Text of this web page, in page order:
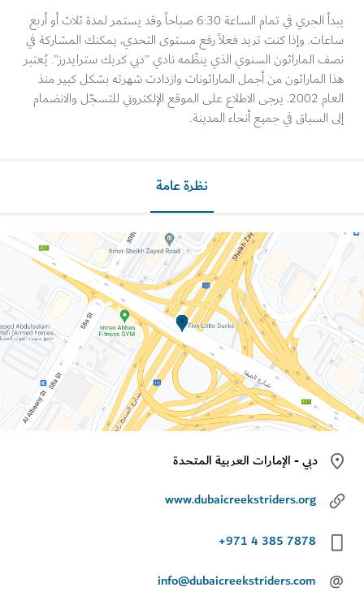
يبدأ الجري في تمام الساعة 6:30 صباحاً وقد يستمر لمدة ثلاث أو أربع
وإذا كنت تريد فعلاً رفع مستوى التحدي، يمكنك المشاركة في
الماراثون السنوي الذي ينظّمه نادي "دبي كريك سترايدرز". يُعتبر
من أجمل الماراثونات وازدادت شهرته بشكل كبير منذ
العام 2002. يرجى الاطلاع على الموقع الإلكتروني للتسجّل والانضمام
في جميع أنحاء المدينة.
نظرة عامة
دبي - الإمارات العربية المتحدة
www.dubaicreekstriders.org
+971 4 385 7878
info@dubaicreekstriders.com